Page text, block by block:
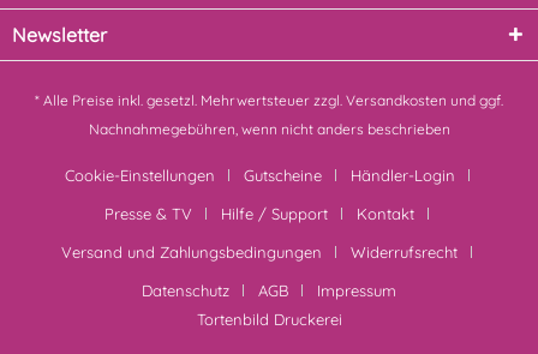
Newsletter
* Alle Preise inkl. gesetzl. Mehrwertsteuer zzgl. Versandkosten und ggf.
Nachnahmegebühren, wenn nicht anders beschrieben
Cookie-Einstellungen Gutscheine
Händler-Login
Presse & TV
Hilfe / Support
Kontakt
Versand und Zahlungsbedingungen
Widerrufsrecht
Datenschutz
AGB
Impressum
Tortenbild Druckerei